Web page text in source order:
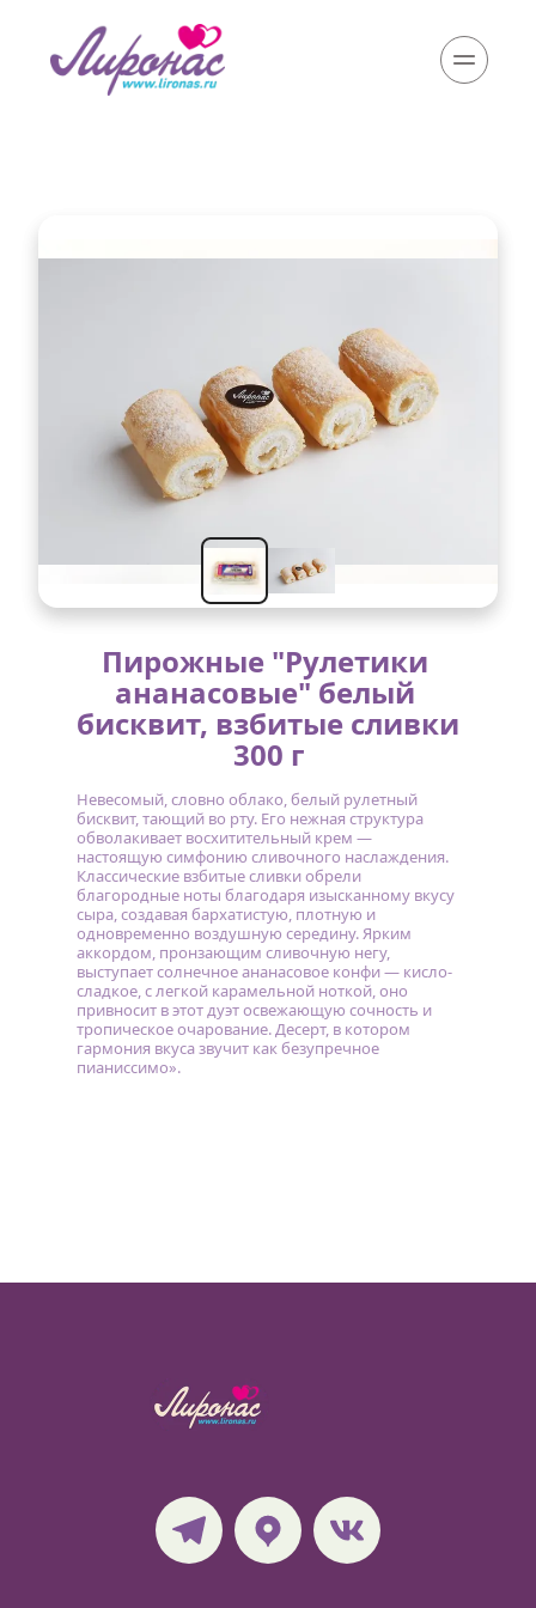
Пирожные "Рулетики
ананасовые" белый
бисквит, взбитые сливки
300 г
Невесомый, словно облако, белый рулетный
бисквит, тающий во рту. Его нежная структура
обволакивает восхитительный крем —
настоящую симфонию сливочного наслаждения.
Классические взбитые сливки обрели
благородные ноты благодаря изысканному вкусу
сыра, создавая бархатистую, плотную и
одновременно воздушную середину. Ярким
аккордом, пронзающим сливочную негу,
выступает солнечное ананасовое конфи — кисло-
сладкое, с легкой карамельной ноткой, оно
привносит в этот дуэт освежающую сочность и
тропическое очарование. Десерт, в котором
гармония вкуса звучит как безупречное
пианиссимо».